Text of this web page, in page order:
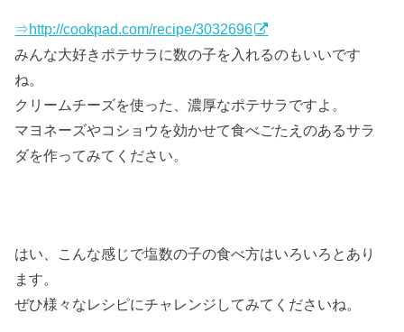
⇒http://cookpad.com/recipe/3032696
みんな大好きポテサラに数の子を入れるのもいいです
ね。
クリームチーズを使った、濃厚なポテサラですよ。
マヨネーズやコショウを効かせて食べごたえのあるサラ
ダを作ってみてください。
はい、こんな感じで塩数の子の食べ方はいろいろとあり
ます。
ぜひ様々なレシピにチャレンジしてみてくださいね。